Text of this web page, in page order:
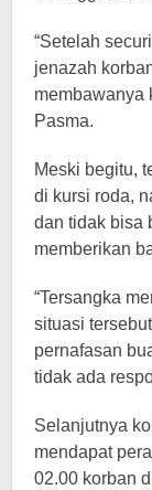
“Setelah
jenazah
membawanya
Pasma.
Meski begitu,
di kursi roda,
dan tidak bisa
memberikan
“Tersangka
situasi
pernafasan
tidak ada
Selanjutnya
mendapat
02.00 korban